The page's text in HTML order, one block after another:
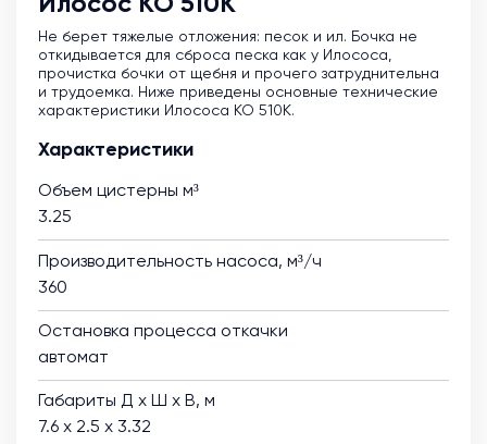
Не берет тяжелые отложения: песок и ил. Бочка не
откидывается для сброса песка как у Илососа,
прочистка бочки от щебня и прочего затруднительна
и трудоемка. Ниже приведены основные технические
характеристики Илососа КО 510К.
Характеристики
Объем цистерны м³
3.25
Производительность насоса, м³/ч
360
Остановка процесса откачки
автомат
Габариты Д х Ш х В, м
7.6 х 2.5 х 3.32